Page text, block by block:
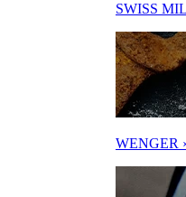
SWISS
WENGER ›